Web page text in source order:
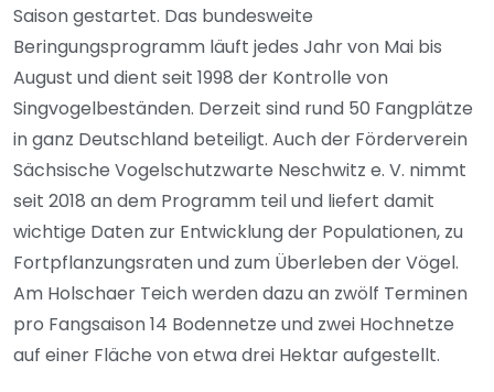
Saison gestartet. Das bundesweite
Beringungsprogramm läuft jedes Jahr von Mai bis
August und dient seit 1998 der Kontrolle von
Singvogelbeständen. Derzeit sind rund 50 Fangplätze
in ganz Deutschland beteiligt. Auch der Förderverein
Sächsische Vogelschutzwarte Neschwitz e. V. nimmt
seit 2018 an dem Programm teil und liefert damit
wichtige Daten zur Entwicklung der Populationen, zu
Fortpflanzungsraten und zum Überleben der Vögel.
Am Holschaer Teich werden dazu an zwölf Terminen
pro Fangsaison 14 Bodennetze und zwei Hochnetze
auf einer Fläche von etwa drei Hektar aufgestellt.